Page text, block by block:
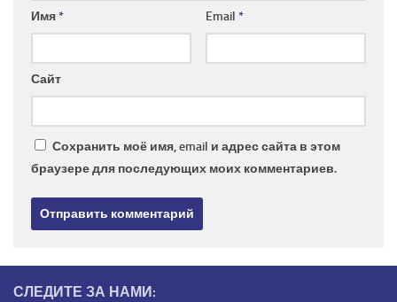
Имя* Email *
Сайт
Сохранить моё имя, email и адрес сайта в этом
браузере для последующих моих комментариев.
СЛЕДИТЕ ЗА НАМИ: